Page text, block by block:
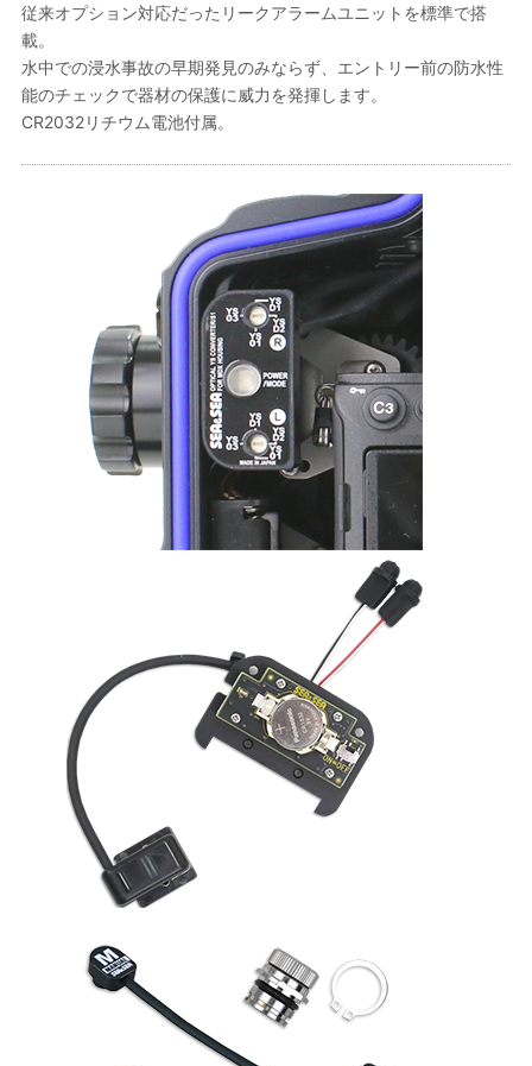
従来オプション対応だったリークアラームユニットを標準で搭
載。
水中での浸水事故の早期発見のみならず、エントリー前の防水性
能のチェックで器材の保護に威力を発揮します。
CR2032リチウム電池付属。